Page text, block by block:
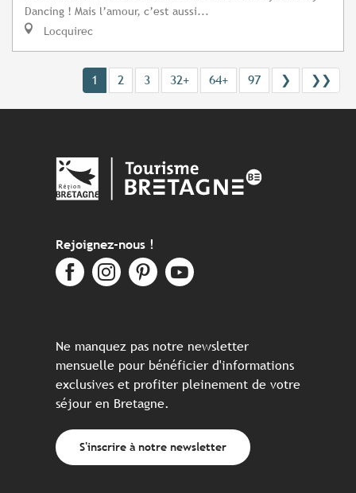
Dancing ! Mais l’amour, c’est aussi...
Locquirec
1 2 3 32+ 64+ 97 ❯ ❯❯
Rejoignez-nous !
Ne manquez pas notre newsletter
mensuelle pour bénéficier d'informations
exclusives et profiter pleinement de votre
séjour en Bretagne.
S'inscrire à notre newsletter